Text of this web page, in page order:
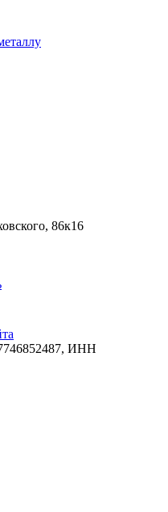
86к16
ИНН